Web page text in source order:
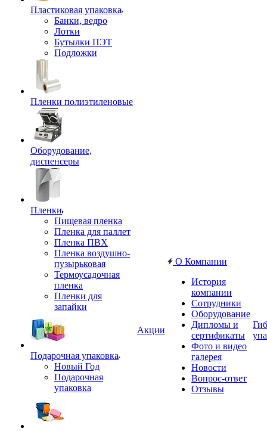
Пластиковая упаковка
Банки, ведро
Лотки
Бутылки ПЭТ
Подложки
Пленки полиэтиленовые
Оборудование,
диспенсеры
Пленки
Пищевая пленка
Пленка для паллет
Пленка ПВХ
Пленка воздушно-
пузырьковая
Термоусадочная
пленка
Пленки для
запайки
Подарочная упаковка
Новый Год
Подарочная
упаковка
Акции
О Компании
История
компании
Сотрудники
Оборудование
Дипломы и
сертификаты
Фото и видео
галерея
Новости
Вопрос-ответ
Отзывы